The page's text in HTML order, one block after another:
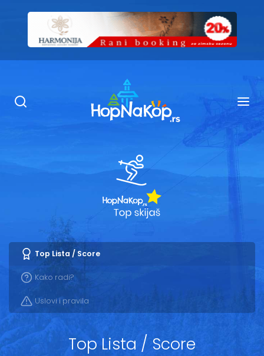
Ugostiteljstvo
Kop Info
Ski info
Ski škole
Top Lista / Score
Kako radi?
Uslovi i pravila
Top Lista / Score